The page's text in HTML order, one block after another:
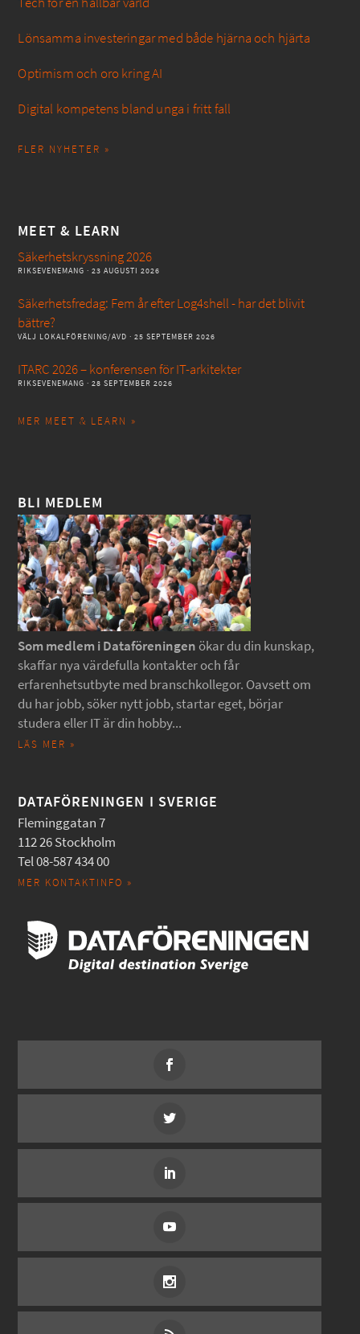
Lönsamma investeringar med både hjärna och hjärta
Optimism och oro kring AI
Digital kompetens bland unga i fritt fall
FLER NYHETER »
MEET & LEARN
Säkerhetskryssning 2026
RIKSEVENEMANG · 23 AUGUSTI 2026
Säkerhetsfredag: Fem år efter Log4shell - har det blivit
bättre?
VÄLJ LOKALFÖRENING/AVD · 25 SEPTEMBER 2026
ITARC 2026 – konferensen för IT-arkitekter
RIKSEVENEMANG · 28 SEPTEMBER 2026
MER MEET & LEARN »
BLI MEDLEM
Som medlem i Dataföreningen ökar du din kunskap,
skaffar nya värdefulla kontakter och får
erfarenhetsutbyte med branschkollegor. Oavsett om
du har jobb, söker nytt jobb, startar eget, börjar
studera eller IT är din hobby...
LÄS MER »
DATAFÖRENINGEN I SVERIGE
Fleminggatan 7
112 26 Stockholm
Tel 08-587 434 00
MER KONTAKTINFO »